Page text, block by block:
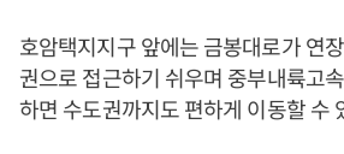
호암택지지구 앞에는 금봉대로가 연
권으로 접근하기 쉬우며 중부내륙고
하면 수도권까지도 편하게 이동할 수